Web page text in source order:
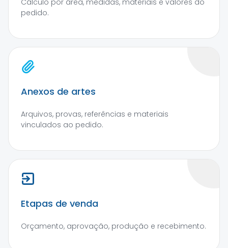
Cálculo por área, medidas, materiais e valores do
pedido.
Anexos de artes
Arquivos, provas, referências e materiais
vinculados ao pedido.
Etapas de venda
Orçamento, aprovação, produção e recebimento.